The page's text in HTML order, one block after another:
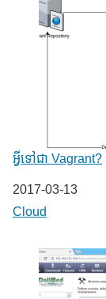
អ្វីទៅជា Vagrant?
Date
2017-03-13
In relation to
Cloud